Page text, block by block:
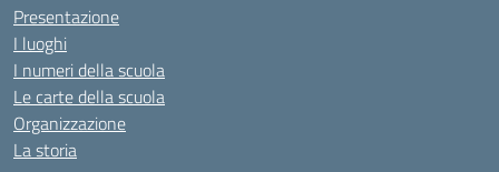
Presentazione
I luoghi
I numeri della scuola
Le carte della scuola
Organizzazione
La storia